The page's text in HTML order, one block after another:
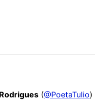
(@PoetaTulio)